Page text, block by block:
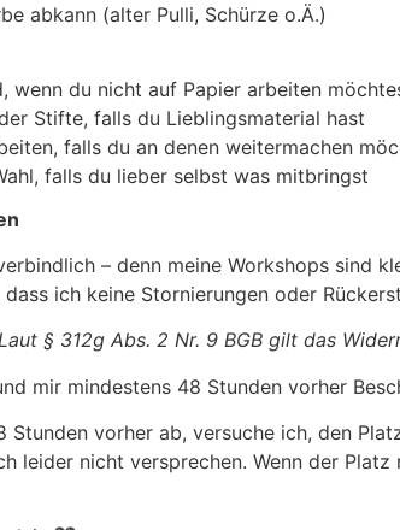
abkann (alter Pulli, Schürze o.Ä.)
wenn du nicht auf Papier arbeiten
Stifte, falls du Lieblingsmaterial hast
falls du an denen weitermachen
falls du lieber selbst was mitbringst
– denn meine Workshops sind
ich keine Stornierungen oder
§ 312g Abs. 2 Nr. 9 BGB gilt das
mir mindestens 48 Stunden vorher
Stunden vorher ab, versuche ich, den
leider nicht versprechen. Wenn der